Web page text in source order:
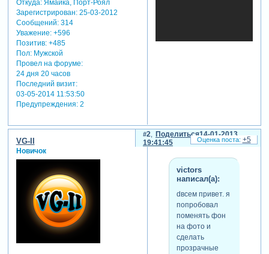
Откуда:Ямайка, Порт-Роял
Зарегистрирован: 25-03-2012
Сообщений:314
Уважение: +596
Позитив: +485
Пол:Мужской
Провел на форуме:
24 дня 20 часов
Последний визит:
03-05-2014 11:53:50
Предупреждения:2
Поделиться
2
14-01-2013
19:41:45
VG-II
Новичок
victors
написал(а):
dвсем привет. я
попробовал
поменять фон
на фото и
сделать
прозрачные
+5